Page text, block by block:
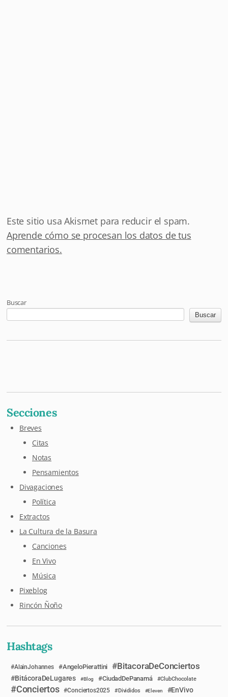
Este sitio usa Akismet para reducir el spam.
Aprende cómo se procesan los datos de tus
comentarios.
Buscar
Buscar
Secciones
Breves
Citas
Notas
Pensamientos
Divagaciones
Política
Extractos
La Cultura de la Basura
Canciones
En Vivo
Música
Pixeblog
Rincón Ñoño
Hashtags
AlainJohannes AngeloPierattini BitacoraDeConciertos
BitácoraDeLugares Blog CiudadDePanamá ClubChocolate
Conciertos Conciertos2025 Divididos Eleven EnVivo